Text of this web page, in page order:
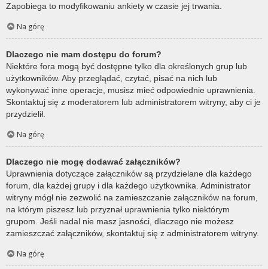
Zapobiega to modyfikowaniu ankiety w czasie jej trwania.
Na górę
Dlaczego nie mam dostępu do forum?
Niektóre fora mogą być dostępne tylko dla określonych grup lub
użytkowników. Aby przeglądać, czytać, pisać na nich lub
wykonywać inne operacje, musisz mieć odpowiednie uprawnienia.
Skontaktuj się z moderatorem lub administratorem witryny, aby ci je
przydzielił.
Na górę
Dlaczego nie mogę dodawać załączników?
Uprawnienia dotyczące załączników są przydzielane dla każdego
forum, dla każdej grupy i dla każdego użytkownika. Administrator
witryny mógł nie zezwolić na zamieszczanie załączników na forum,
na którym piszesz lub przyznał uprawnienia tylko niektórym
grupom. Jeśli nadal nie masz jasności, dlaczego nie możesz
zamieszczać załączników, skontaktuj się z administratorem witryny.
Na górę